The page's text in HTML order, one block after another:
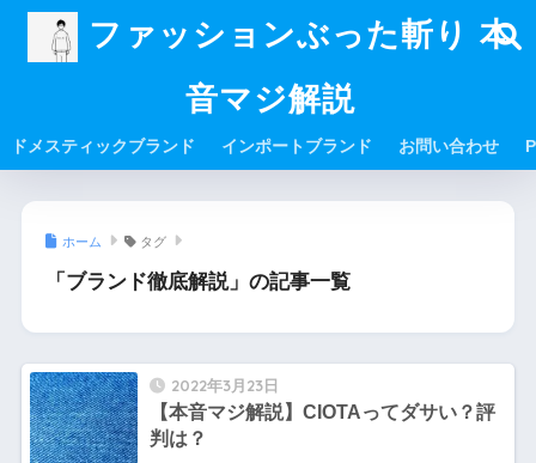
ファッションぶった斬り 本
音マジ解説
ドメスティックブランド インポートブランド お問い合わせ
ホーム タグ
「ブランド徹底解説」の記事一覧
2022年3月23日
【本音マジ解説】CIOTAってダサい？評
判は？